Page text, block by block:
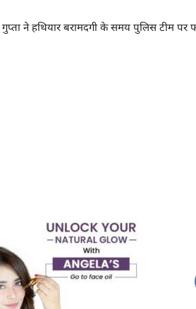
ने हथियार बरामदगी के समय पुलिस टीम